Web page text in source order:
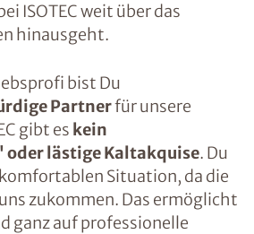
ISOTEC weit über das
hinausgeht.
bist Du
Partnerfür unsere
gibt es kein
lästige Kaltakquise. Du
Situation, da die
zukommen. Das ermöglicht
ganz auf professionelle